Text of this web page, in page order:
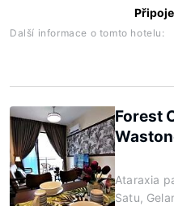
Další informace o tomto hotelu:
Forest
Ataraxia
Satu,